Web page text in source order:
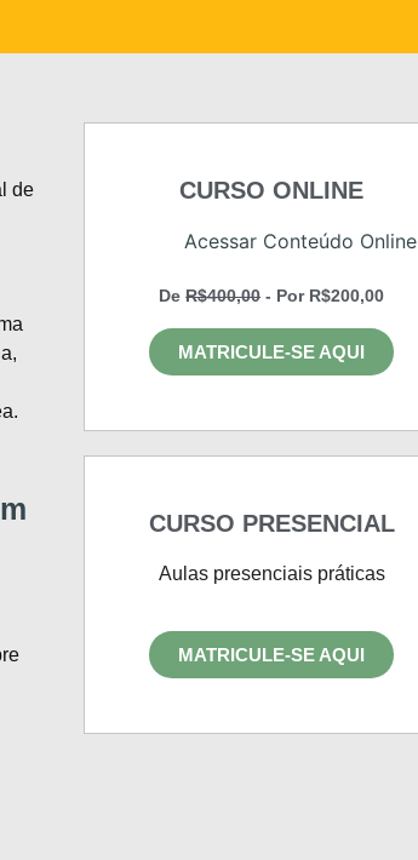
de
CURSO ONLINE
Acessar Conteúdo Online
DeR$400,00- Por R$200,00
MATRICULE-SE AQUI
CURSO PRESENCIAL
Aulas presenciais práticas
MATRICULE-SE AQUI